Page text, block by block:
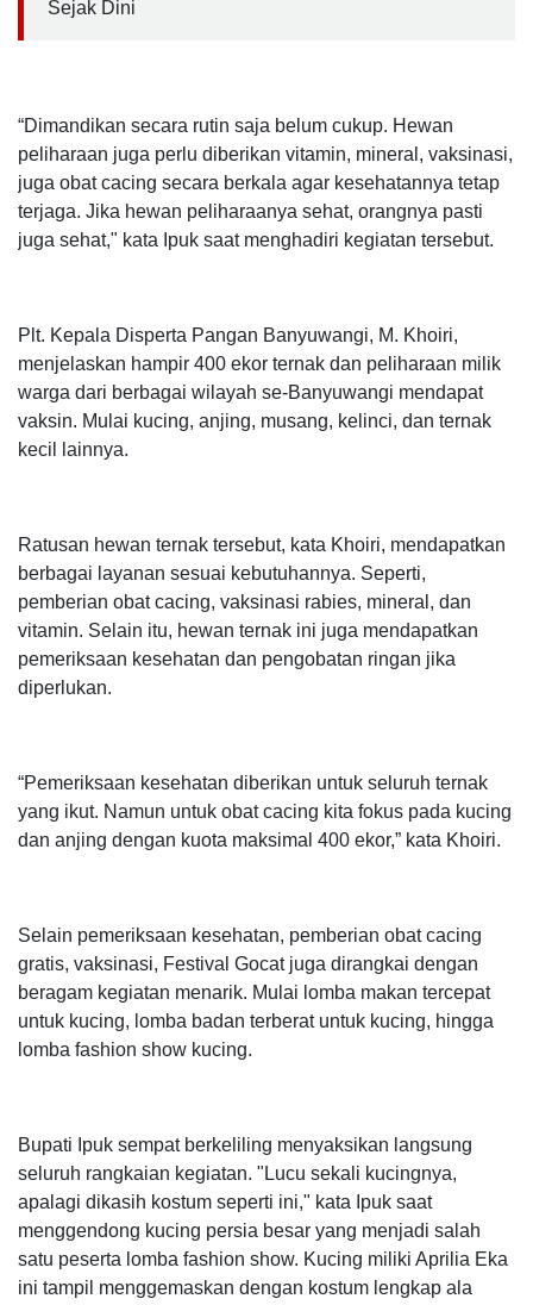
Sejak Dini
“Dimandikan secara rutin saja belum cukup. Hewan
peliharaan juga perlu diberikan vitamin, mineral, vaksinasi,
juga obat cacing secara berkala agar kesehatannya tetap
terjaga. Jika hewan peliharaanya sehat, orangnya pasti
juga sehat," kata Ipuk saat menghadiri kegiatan tersebut.
Plt. Kepala Disperta Pangan Banyuwangi, M. Khoiri,
menjelaskan hampir 400 ekor ternak dan peliharaan milik
warga dari berbagai wilayah se-Banyuwangi mendapat
vaksin. Mulai kucing, anjing, musang, kelinci, dan ternak
kecil lainnya.
Ratusan hewan ternak tersebut, kata Khoiri, mendapatkan
berbagai layanan sesuai kebutuhannya. Seperti,
pemberian obat cacing, vaksinasi rabies, mineral, dan
vitamin. Selain itu, hewan ternak ini juga mendapatkan
pemeriksaan kesehatan dan pengobatan ringan jika
diperlukan.
“Pemeriksaan kesehatan diberikan untuk seluruh ternak
yang ikut. Namun untuk obat cacing kita fokus pada kucing
dan anjing dengan kuota maksimal 400 ekor,” kata Khoiri.
Selain pemeriksaan kesehatan, pemberian obat cacing
gratis, vaksinasi, Festival Gocat juga dirangkai dengan
beragam kegiatan menarik. Mulai lomba makan tercepat
untuk kucing, lomba badan terberat untuk kucing, hingga
lomba fashion show kucing.
Bupati Ipuk sempat berkeliling menyaksikan langsung
seluruh rangkaian kegiatan. "Lucu sekali kucingnya,
apalagi dikasih kostum seperti ini," kata Ipuk saat
menggendong kucing persia besar yang menjadi salah
satu peserta lomba fashion show. Kucing miliki Aprilia Eka
ini tampil menggemaskan dengan kostum lengkap ala